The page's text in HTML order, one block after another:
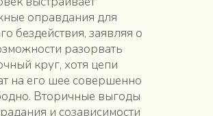
оправдания для
бездействия, заявляя о
разорвать
круг, хотя цепи
на его шее совершенно
Вторичные выгоды
и созависимости